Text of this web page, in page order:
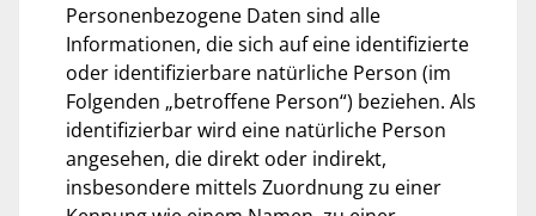
Personenbezogene Daten sind alle
Informationen, die sich auf eine identifizierte
oder identifizierbare natürliche Person (im
Folgenden „betroffene Person“) beziehen. Als
identifizierbar wird eine natürliche Person
angesehen, die direkt oder indirekt,
insbesondere mittels Zuordnung zu einer